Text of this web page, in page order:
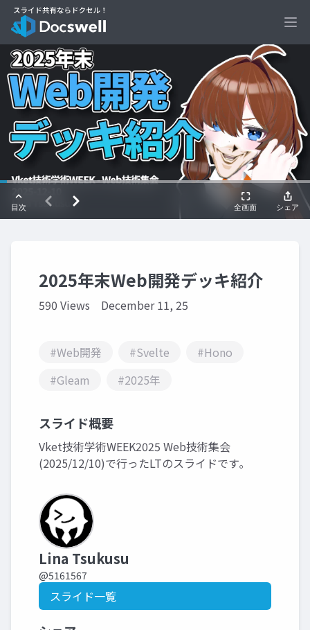
2025年末Web開発デッキ紹介
590 Views December 11, 25
#Web開発 #Svelte
#Hono
#Gleam
#2025年
スライド概要
Vket技術学術WEEK2025 Web技術集会
(2025/12/10)で行ったLTのスライドです｡
Lina Tsukusu
@5161567
スライド一覧